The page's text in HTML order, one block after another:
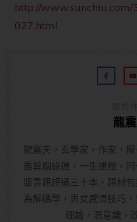
http://
027.html
龍
龍震天，玄學家，作家，
推算姻緣運，一生運程，
版書籍超過三十本，題材
為解碼學，男女感情技巧
理論，潛意識，